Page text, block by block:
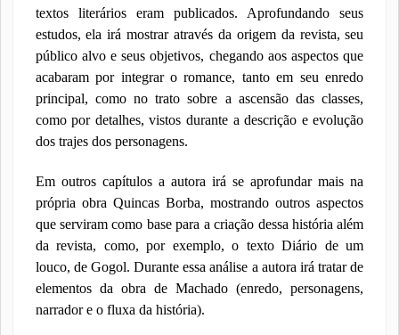
textos literários eram publicados. Aprofundando seus
estudos, ela irá mostrar através da origem da revista, seu
público alvo e seus objetivos, chegando aos aspectos que
acabaram por integrar o romance, tanto em seu enredo
principal, como no trato sobre a ascensão das classes,
como por detalhes, vistos durante a descrição e evolução
dos trajes dos personagens.
Em outros capítulos a autora irá se aprofundar mais na
própria obra Quincas Borba, mostrando outros aspectos
que serviram como base para a criação dessa história além
da revista, como, por exemplo, o texto Diário de um
louco, de Gogol. Durante essa análise a autora irá tratar de
elementos da obra de Machado (enredo, personagens,
narrador e o fluxa da história).